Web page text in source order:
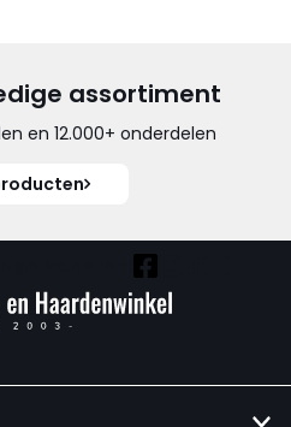
assortiment
en 12.000+ onderdelen